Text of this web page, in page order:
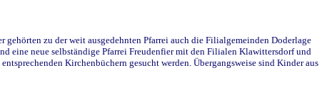
zu der weit ausgedehnten Pfarrei auch die Filialgemeinden Doderlage
eine neue selbständige Pfarrei Freudenfier mit den Filialen Klawittersdorf und
Kirchenbüchern gesucht werden. Übergangsweise sind Kinder aus